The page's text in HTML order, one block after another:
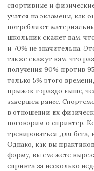
спортивные и
учатся на экзамены, как
потребляют
школьник скажет вам,
и 70% не значительна.
также скажут вам, что
получения 90% против
только 5% этого
прыжок гораздо выше,
завершен ранее.
в отношении их
поговорим о спринтер.
тренироваться для бега,
Однако, как вы
форму, вы сможете
спринта за несколько